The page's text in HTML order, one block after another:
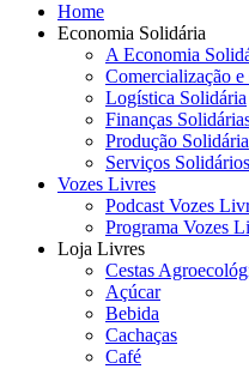
Home
Economia Solidária
A Economia
Comercialização
Logística Solidária
Finanças
Produção Solidária
Serviços Solidários
Vozes Livres
Podcast Vozes
Programa Vozes
Loja Livres
Cestas
Açúcar
Bebida
Cachaças
Café